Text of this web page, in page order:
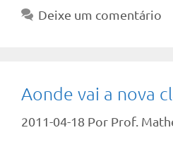
Deixe um comentário
Aonde vai a nova
2011-04-18 Por Prof.